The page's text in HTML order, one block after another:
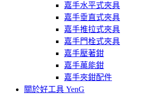
嘉手水平式夾具
嘉手垂直式夾具
嘉手推拉式夾具
嘉手門栓式夾具
嘉手壓著鉗
嘉手萬能鉗
嘉手夾鉗配件
關於好工具 YenG